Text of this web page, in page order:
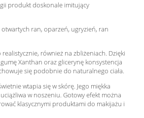
produkt doskonale imitujący
ran, oparzeń, ugryzień, ran
również na zbliżeniach. Dzięki
Xanthan oraz glicerynę konsystencja
się podobnie do naturalnego ciała.
wtapia się w skórę. Jego miękka
w noszeniu. Gotowy efekt można
klasycznymi produktami do makijażu i